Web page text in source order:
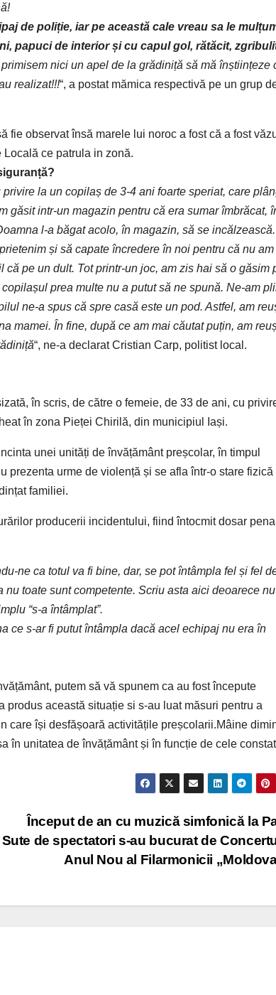
de poliție, iar pe această cale vreau sa le
papuci de interior și cu capul gol, rătăcit,
nici un apel de la grădiniță să mă înștiințeze
realizat!!!“, a postat mămica respectivă pe un grup
fie observat însă marele lui noroc a fostcă a fost vă
Locală ce patrula in zonă.
?
privire la un copilaș de 3-4 ani foarte speriat, care
găsitintr-un magazin pentru că era sumar îmbrăcat,
l-a băgatacolo, în magazin, să se incălzească.
și să capate încredere în noi pentru că nu am
că pe un dult. Totprintr-un joc, am zis hai să o găsim
copilașul prea multe nu a pututsă ne spună. Ne-am
ne-a spus că spre casă este un pod. Astfel, am
mamei. În fine, după ce am mai căutat puțin, am
“, ne-a declarat Cristian Carp, politist local.
în scris, de către o femeie, de 33 de ani, cu
în zona Pieței Chirilă, din municipiul Iași.
unei unități de învățământ preșcolar, în timpul
prezenta urme de violență și se afla într-o stare fizică
familiei.
producerii incidentului, fiind întocmit dosar
ne ca totul va fi bine, dar, se pot întâmpla fel și fel
toate sunt competente. Scriu asta aici deoarece nu
“s-a întâmplat”.
ce s-ar fi putut întâmpla dacă acel echipaj nu era în
putem să vă spunem ca au fost începute
această situație si s-au luat măsuri pentru a
care își desfășoară activitățile preșcolarii.Mâine
în unitatea de învățământ și în funcție de cele
Început de an cu muzică simfonică la
Sute de spectatori s-au bucurat de
Anul Nou al Filarmonicii